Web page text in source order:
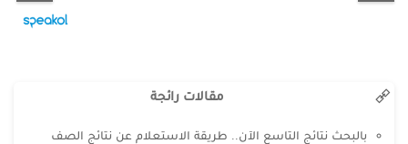
مقالات رائجة
بالبحث نتائج التاسع الآن.. طريقة الاستعلام عن نتائج الصف